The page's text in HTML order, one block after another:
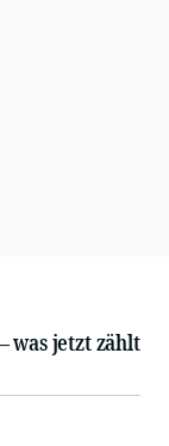
was jetzt zählt